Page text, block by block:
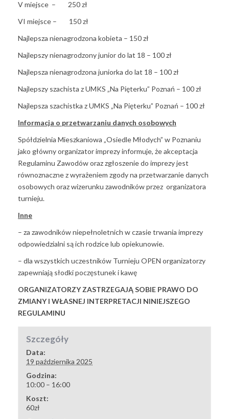
V miejsce – 250 zł
VI miejsce – 150 zł
Najlepsza nienagrodzona kobieta – 150 zł
Najlepszy nienagrodzony junior do lat 18 – 100 zł
Najlepsza nienagrodzona juniorka do lat 18 – 100 zł
Najlepszy szachista z UMKS „Na Pięterku” Poznań – 100 zł
Najlepsza szachistka z UMKS „Na Pięterku” Poznań – 100 zł
Informacja o przetwarzaniu danych osobowych
Spółdzielnia Mieszkaniowa „Osiedle Młodych” w Poznaniu
jako główny organizator imprezy informuje, że akceptacja
Regulaminu Zawodów oraz zgłoszenie do imprezy jest
równoznaczne z wyrażeniem zgody na przetwarzanie danych
osobowych oraz wizerunku zawodników przez organizatora
turnieju.
Inne
– za zawodników niepełnoletnich w czasie trwania imprezy
odpowiedzialni są ich rodzice lub opiekunowie.
– dla wszystkich uczestników Turnieju OPEN organizatorzy
zapewniają słodki poczęstunek i kawę
ORGANIZATORZY ZASTRZEGAJĄ SOBIE PRAWO DO
ZMIANYI WŁASNEJ INTERPRETACJI NINIEJSZEGO
REGULAMINU
Szczegóły
Data:
19 października 2025
Godzina:
10:00 – 16:00
Koszt:
60zł